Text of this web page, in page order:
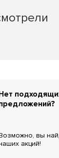
вы
акций!